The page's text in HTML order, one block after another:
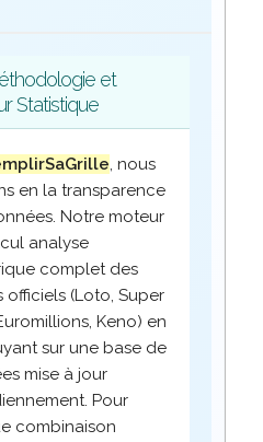
et
Statistique
, nous
en la transparence
Notre moteur
analyse
complet des
officiels (Loto, Super
Keno) en
sur une base de
mise à jour
Pour
combinaison